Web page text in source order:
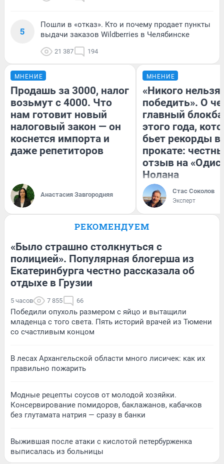
5
Пошли в «отказ». Кто и почему продает пункты
выдачи заказов Wildberries в Челябинске
21 387 194
МНЕНИЕ
Продашь за 3000, налог
возьмут с 4000. Что
нам готовит новый
налоговый закон — он
коснется импорта и
даже репетиторов
Анастасия Завгородняя
МНЕНИЕ
«Никого нельзя
победить». О
главный
этого года,
бьет рекорды в
прокате:
отзыв на
Нолана
Стас Соколов
Эксперт
РЕКОМЕНДУЕМ
«Было страшно столкнуться с
полицией». Популярная блогерша из
Екатеринбурга честно рассказала об
отдыхе в Грузии
5 часов 7 855 66
Победили опухоль размером с яйцо и вытащили
младенца с того света. Пять историй врачей из Тюмени
со счастливым концом
В лесах Архангельской области много лисичек: как их
правильно пожарить
Модные рецепты соусов от молодой хозяйки.
Консервирование помидоров, баклажанов, кабачков
без глутамата натрия — сразу в банки
Выжившая после атаки с кислотой петербурженка
выписалась из больницы